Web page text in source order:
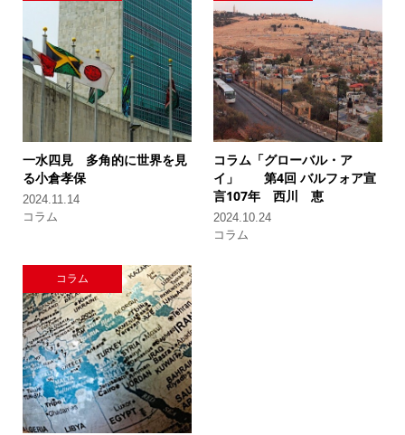
一水四見 多角的に世界を見
る小倉孝保
2024.11.14
コラム
コラム「グローバル・ア
イ」第4回 バルフォア宣
言107年西川 恵
2024.10.24
コラム
コラム